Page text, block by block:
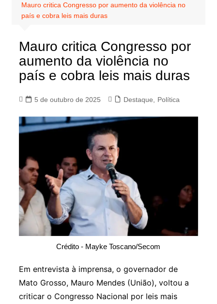
Mauro critica Congresso por aumento da violência no
país e cobra leis mais duras
Mauro critica Congresso por
aumento da violência no
país e cobra leis mais duras
5 de outubro de 2025 Destaque Política
Crédito - Mayke Toscano/Secom
Em entrevista à imprensa, o governador de
Mato Grosso, Mauro Mendes (União), voltou a
criticar o Congresso Nacional por leis mais